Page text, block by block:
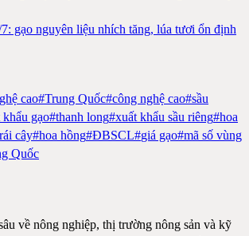
gạo nguyên liệu nhích tăng, lúa tươi ổn định
cao#Trung Quốc#công nghệ cao#sầu
khẩu gạo#thanh long#xuất khẩu sầu riêng#hoa
cây#hoa hồng#ĐBSCL#giá gạo#mã số vùng
Quốc
về nông nghiệp, thị trường nông sản và kỹ